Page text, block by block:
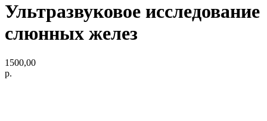
Ультразвуковое исследование
слюнных желез
1500,00
р.